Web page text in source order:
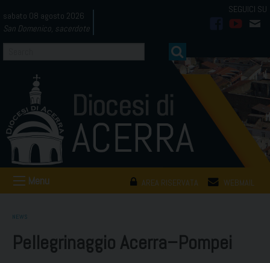
to
content
sabato 08 agosto 2026
San Domenico, sacerdote
AREA RISERVATA WEBMAIL
Menu
NEWS
Pellegrinaggio Acerra–Pompei